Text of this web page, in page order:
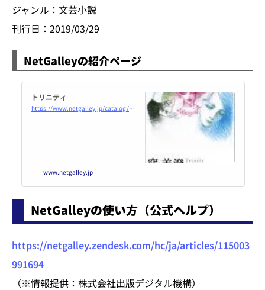
ジャンル：文芸小説
刊行日：2019/03/29
NetGalleyの紹介ページ
トリニティ
https://www.netgalley.jp/catalog/book/159949
www.netgalley.jp
NetGalleyの使い方（公式ヘルプ）
https://netgalley.zendesk.com/hc/ja/articles/115003
991694
（※情報提供：株式会社出版デジタル機構）